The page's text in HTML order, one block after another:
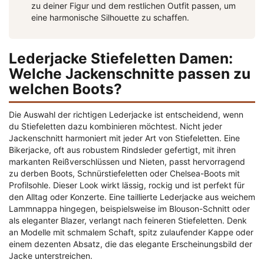
zu deiner Figur und dem restlichen Outfit passen, um
eine harmonische Silhouette zu schaffen.
Lederjacke Stiefeletten Damen:
Welche Jackenschnitte passen zu
welchen Boots?
Die Auswahl der richtigen Lederjacke ist entscheidend, wenn
du Stiefeletten dazu kombinieren möchtest. Nicht jeder
Jackenschnitt harmoniert mit jeder Art von Stiefeletten. Eine
Bikerjacke, oft aus robustem Rindsleder gefertigt, mit ihren
markanten Reißverschlüssen und Nieten, passt hervorragend
zu derben Boots, Schnürstiefeletten oder Chelsea-Boots mit
Profilsohle. Dieser Look wirkt lässig, rockig und ist perfekt für
den Alltag oder Konzerte. Eine taillierte Lederjacke aus weichem
Lammnappa hingegen, beispielsweise im Blouson-Schnitt oder
als eleganter Blazer, verlangt nach feineren Stiefeletten. Denk
an Modelle mit schmalem Schaft, spitz zulaufender Kappe oder
einem dezenten Absatz, die das elegante Erscheinungsbild der
Jacke unterstreichen.